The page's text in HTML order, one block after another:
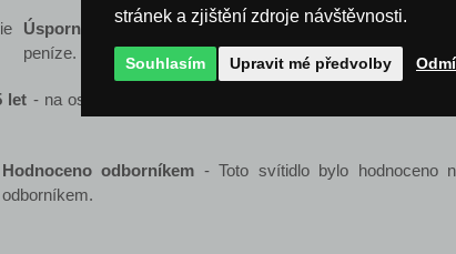
Úsporná technologie LED- ušetří elektrickou energii i
peníze.
let - na osvětlení je poskytnuta mimořádně prodloužená
Hodnoceno odborníkem - Toto svítidlo bylo hodnoceno
odborníkem.
stránek a zjištění zdroje návštěvnosti.
Souhlasím Upravit mé předvolby